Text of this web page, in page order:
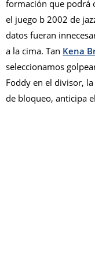
formación que podrá
el juego b 2002 de
datos fueran
a la cima. Tan Kena
seleccionamos
Foddy en el divisor,
de bloqueo, anticipa